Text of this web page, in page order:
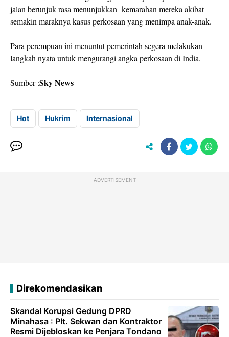
jalan berunjuk rasa menunjukkan kemarahan mereka akibat
semakin maraknya kasus perkosaan yang menimpa anak-anak.
Para perempuan ini menuntut pemerintah segera melakukan
langkah nyata untuk mengurangi angka perkosaan di India.
Sumber :Sky News
Hot Hukrim Internasional
ADVERTISEMENT
Direkomendasikan
Skandal Korupsi Gedung DPRD
Minahasa : Plt. Sekwan dan Kontraktor
Resmi Dijebloskan ke Penjara Tondano